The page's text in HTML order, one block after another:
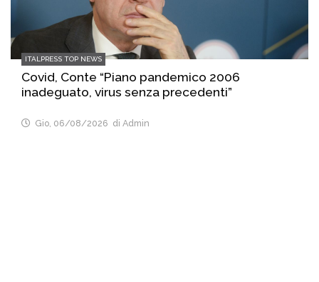
ITALPRESS TOP NEWS
Covid, Conte “Piano pandemico 2006
inadeguato, virus senza precedenti”
Gio, 06/08/2026 di Admin